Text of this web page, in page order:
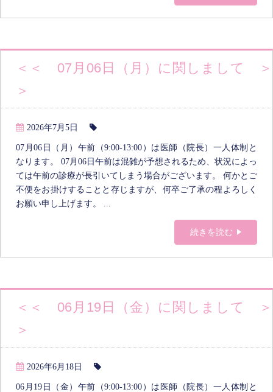
＜＜ 07月06日（月）に関しまして ＞
＞
2026年7月5日
07月06日（月）午前（9:00-13:00）は医師（院長）一人体制と
なります。 07月06日午前は混雑が予想されるため、状況によっ
ては午前の診療が長引いてしまう場合がございます。 何かとご
不便をお掛けすることと存じますが、何卒ご了承の程よろしく
お願い申し上げます。 ...
続きを読む
＜＜ 06月19日（金）に関しまして ＞
＞
2026年6月18日
06月19日（金）午前（9:00-13:00）は医師（院長）一人体制と